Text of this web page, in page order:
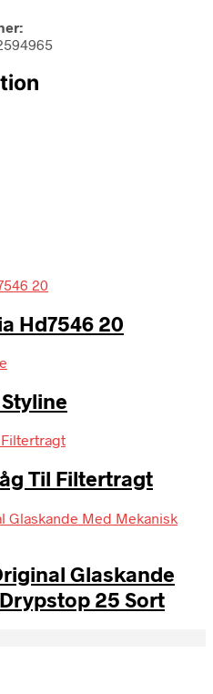
Hd7546 20
Til Filtertragt
Glaskande
25 Sort